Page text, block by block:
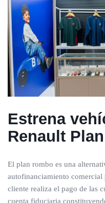
Estrena
Renault
El plan rombo es una
autofinanciamiento
cliente realiza el pago de las
cuenta fiduciaria